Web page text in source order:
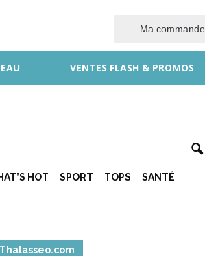
Ma commande
VENTES FLASH & PROMOS
HOT SPORT TOPS SANTÉ
Thalasseo.com